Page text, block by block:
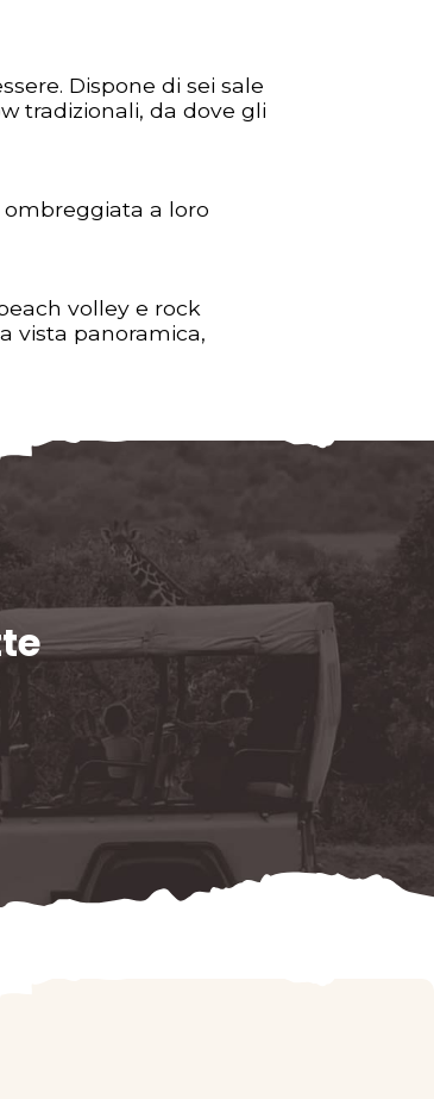
Dispone di sei sale
tradizionali, da dove gli
a loro
volley e rock
vista panoramica,